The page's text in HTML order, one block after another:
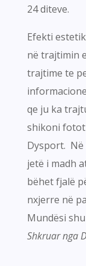
24 diteve.
Efekti
në trajtimin
trajtime te
qe ju ka
shikoni
Dysport. Në
jetë i madh
bëhet fjalë
nxjerre në
Mundësi
Shkruar nga